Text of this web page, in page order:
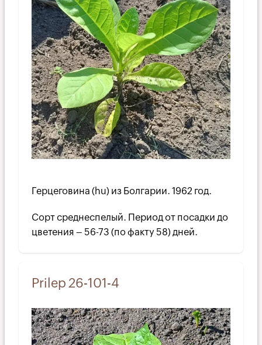
Герцеговина (hu) из Болгарии. 1962 год.
Сорт среднеспелый. Период от посадки до
цветения – 56-73 (по факту 58) дней.
Prilep 26-101-4